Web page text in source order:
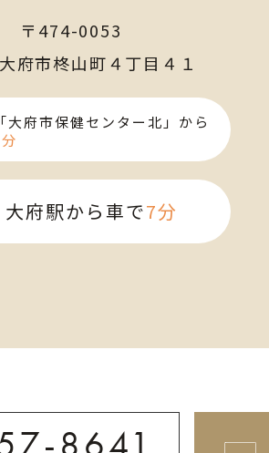
〒474-0053
府市柊山町４丁目４１
大府市保健センター北」から
大府駅から車で7分